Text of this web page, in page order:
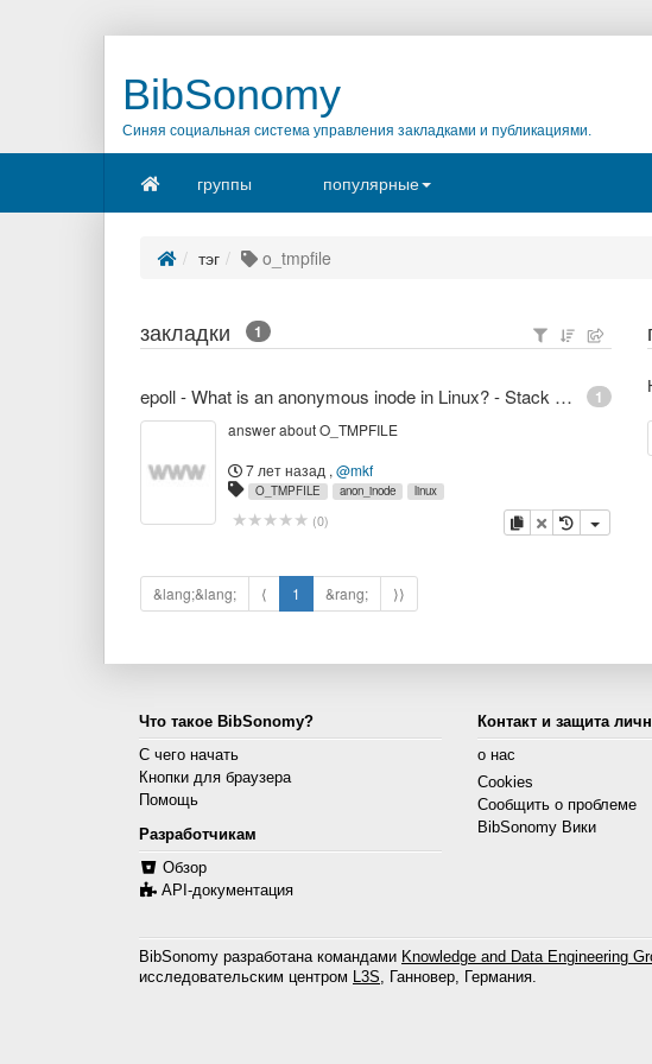
BibSonomy
Синяя социальная система управления закладками и публикациями.
группы популярные
тэг o_tmpfile
закладки 1
1
epoll - What is an anonymous inode in Linux? - Stack Overflow
answer about O_TMPFILE
7 лет назад , @mkf
O_TMPFILE anon_inode linux
(0) копировать
удалить
&lang;&lang; ⟨ 1 &rang; ⟩⟩
Что такое BibSonomy?
С чего начать
Кнопки для браузера
Помощь
Разработчикам
Обзор
API-документация
Контакт и защита
о нас
Cookies
Сообщить о проблеме
BibSonomy Вики
BibSonomy разработана командами Knowledge and Data Engineering
исследовательским центром L3S, Ганновер, Германия.